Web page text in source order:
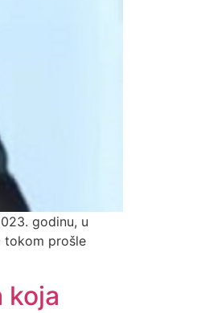
godinu, u
tokom prošle
koja